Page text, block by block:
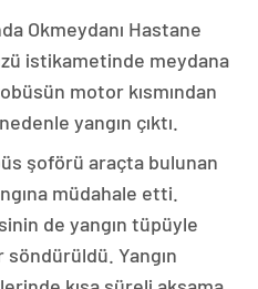
Okmeydanı Hastane
istikametinde meydana
motor kısmından
yangın çıktı.
şoförü araçta bulunan
müdahale etti.
de yangın tüpüyle
Yangın